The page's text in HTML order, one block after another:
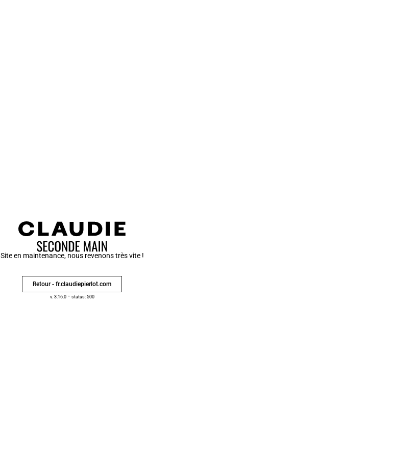
Site en maintenance, nous revenons très vite !
Retour - fr.claudiepierlot.com
v. 3.16.0- status: 500